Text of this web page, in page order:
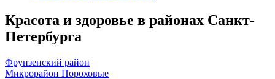
Красота и здоровье в районах Санкт-
Петербурга
Фрунзенский район
Микрорайон Пороховые